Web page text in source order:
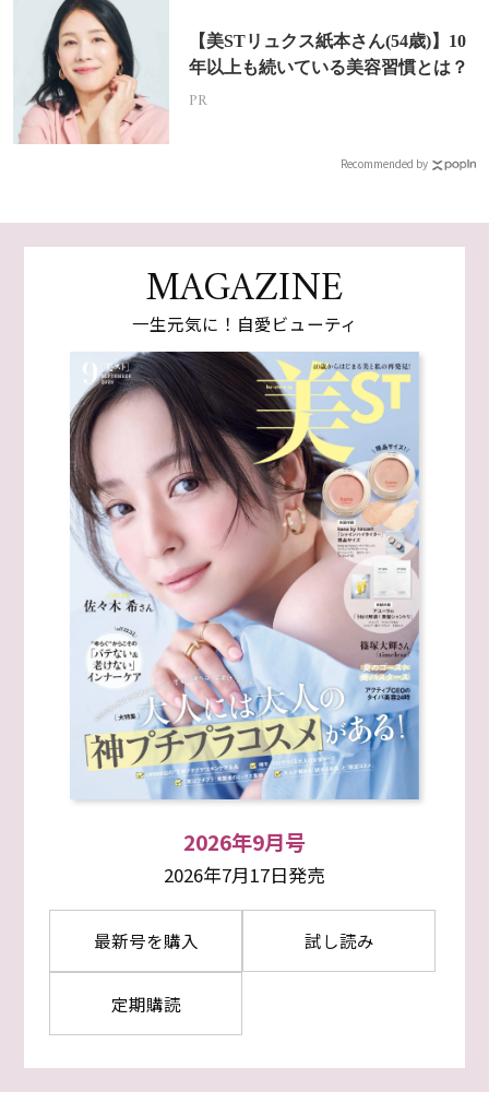
【美STリュクス紙本さん(54歳)】10
年以上も続いている美容習慣とは？
PR
Recommended by
MAGAZINE
一生元気に！自愛ビューティ
2026年9月号
2026年7月17日発売
最新号を購入 試し読み
定期購読